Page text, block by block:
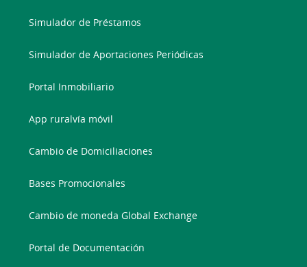
Simulador de Préstamos
Simulador de Aportaciones Periódicas
Portal Inmobiliario
App ruralvía móvil
Cambio de Domiciliaciones
Bases Promocionales
Cambio de moneda Global Exchange
Portal de Documentación